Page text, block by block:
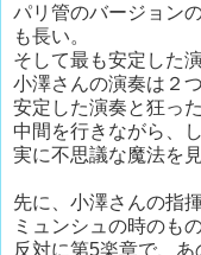
パリ管のバージョン
も長い。
そして最も安定した
小澤さんの演奏は２
安定した演奏と狂っ
中間を行きながら、
実に不思議な魔法を
先に、小澤さんの指
ミュンシュの時のも
反対に第5楽章で、